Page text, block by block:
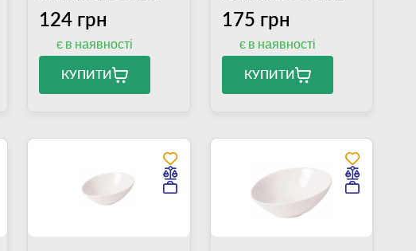
124 грн
є в наявності
КУПИТИ
175 грн
є в наявності
КУПИТИ